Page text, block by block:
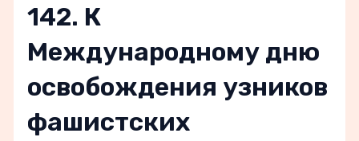
142. К
Международному дню
освобождения узников
фашистских